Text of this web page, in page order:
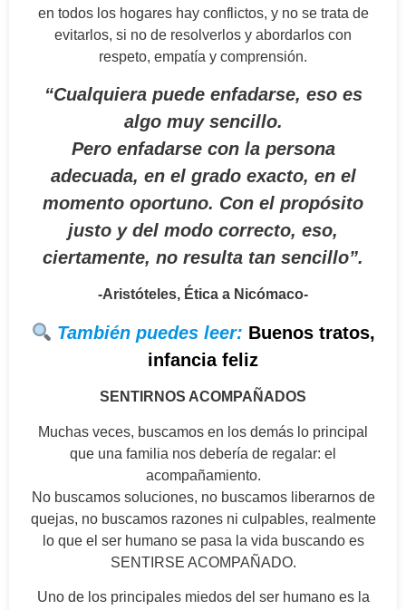
en todos los hogares hay conflictos, y no se trata de
evitarlos, si no de resolverlos y abordarlos con
respeto, empatía y comprensión.
“Cualquiera puede enfadarse, eso es
algo muy sencillo.
Pero enfadarse con la persona
adecuada, en el grado exacto, en el
momento oportuno. Con el propósito
justo y del modo correcto, eso,
ciertamente, no resulta tan sencillo”.
-Aristóteles, Ética a Nicómaco-
También puedes leer: Buenos tratos,
infancia feliz
SENTIRNOS ACOMPAÑADOS
Muchas veces, buscamos en los demás lo principal
que una familia nos debería de regalar: el
acompañamiento.
No buscamos soluciones, no buscamos liberarnos de
quejas, no buscamos razones ni culpables, realmente
lo que el ser humano se pasa la vida buscando es
SENTIRSE ACOMPAÑADO.
Uno de los principales miedos del ser humano es la